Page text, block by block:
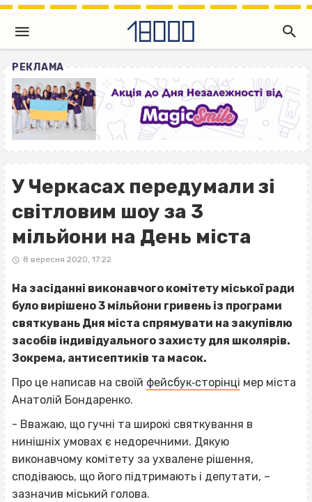
РЕКЛАМА
У Черкасах передумали зі
світловим шоу за 3
мільйони на День міста
8 вересня 2020, 17:22
На засіданні виконавчого комітету міської ради
було вирішено 3 мільйони гривень із програми
святкувань Дня міста спрямувати на закупівлю
засобів індивідуального захисту для школярів.
Зокрема, антисептиків та масок.
Про це написав на своїй фейсбук‐сторінці мер міста
Анатолій Бондаренко.
- Вважаю, що гучні та широкі святкування в
нинішніх умовах є недоречними. Дякую
виконавчому комітету за ухвалене рішення,
сподіваюсь, що його підтримають і депутати, –
зазначив міський голова.